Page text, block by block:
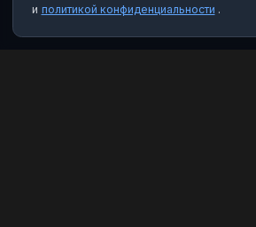
и политикой конфиденциальности .